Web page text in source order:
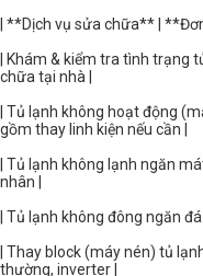
| **Dịch vụ sửa chữa** |
| Khám & kiểm tra tình trạng
chữa tại nhà |
| Tủ lạnh không hoạt động
gồm thay linh kiện nếu cần |
| Tủ lạnh không lạnh ngăn
nhân |
| Tủ lạnh không đông ngăn
| Thay block (máy nén) tủ
thường, inverter |